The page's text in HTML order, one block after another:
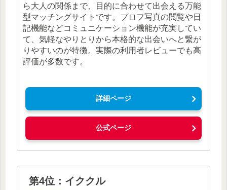
ら大人の関係まで、目的に合わせて出会える万能
型マッチングサイトです。プロフ写真の閲覧や日
記機能などコミュニケーション機能が充実してい
て、気軽なやりとりから本格的な出会いへと繋が
りやすいのが特徴。実際の利用者レビューでも高
評価が多数です。
詳細ページ
公式ページ
第4位：イククル